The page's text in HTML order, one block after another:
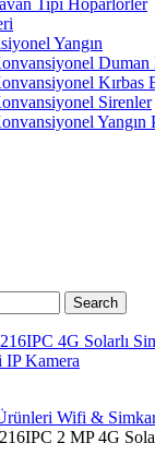
Tipi Hoparlörler
Yangın
Duman
Kırbas
Sirenler
Yangın
Search
Wifi &
2 MP 4G